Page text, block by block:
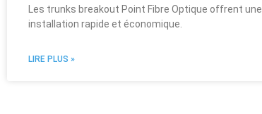
Les trunks breakout Point Fibre Optique offrent une
installation rapide et économique.
LIRE PLUS »